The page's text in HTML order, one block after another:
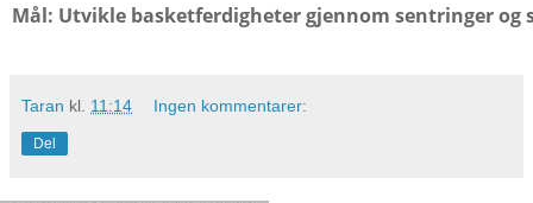
Mål: Utvikle basketferdigheter gjennom sentringer og
Taran kl. 11:14 Ingen kommentarer:
Del